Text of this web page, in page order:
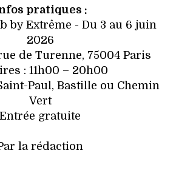
pratiques :
by Extrême - Du 3 au 6 juin
2026
de Turenne, 75004 Paris
: 11h00 – 20h00
Paul, Bastille ou Chemin
Vert
Entrée gratuite
la rédaction